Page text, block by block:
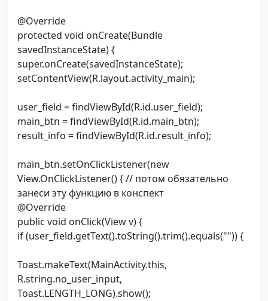
@Override
protected void onCreate(Bundle
savedInstanceState) {
super.onCreate(savedInstanceState);
setContentView(R.layout.activity_main);
user_field = findViewById(R.id.user_field);
main_btn = findViewById(R.id.main_btn);
result_info = findViewById(R.id.result_info);
main_btn.setOnClickListener(new
View.OnClickListener() { // потом обязательно
занеси эту функцию в конспект
@Override
public void onClick(View v) {
if (user_field.getText().toString().trim().equals("")) {
Toast.makeText(MainActivity.this,
R.string.no_user_input,
Toast.LENGTH_LONG).show();